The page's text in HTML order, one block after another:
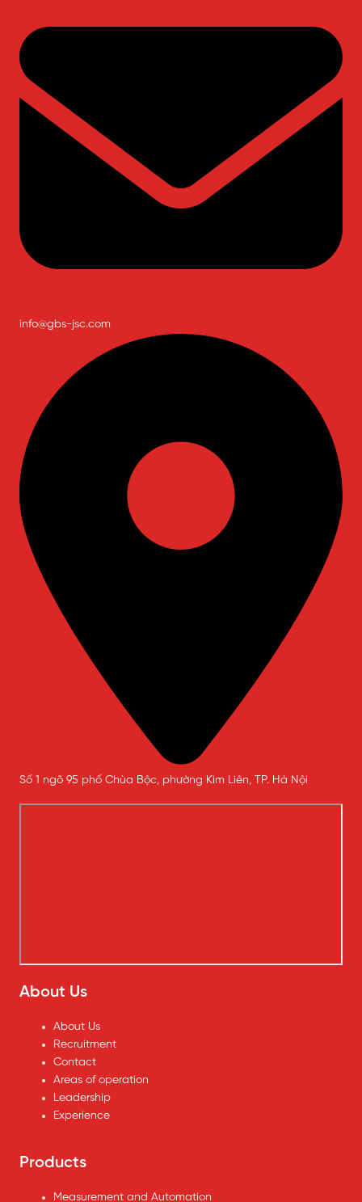
info@gbs-jsc.com
Số 1 ngõ 95 phố Chùa Bộc, phường Kim Liên, TP. Hà Nội
About Us
About Us
Recruitment
Contact
Areas of operation
Leadership
Experience
Products
Measurement and Automation